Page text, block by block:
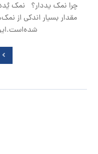
چرا نمک یددار؟ نمک
مقدار بسیار اندکی از